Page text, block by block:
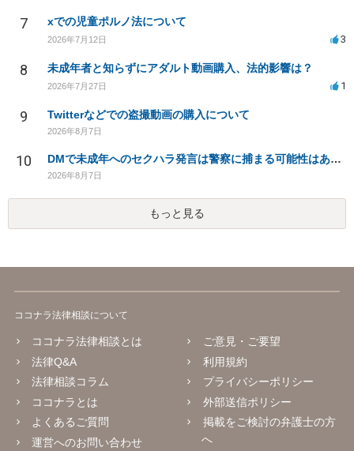
7 xでの児童ポルノ法について
2026年7月12日 3
8 未成年者と知らずにアダルト動画購入、法的影響は？
2026年7月27日 1
9 Twitterなどでの盗撮動画の購入について
2026年8月7日
10 DMで未成年へのセクハラ発言は警察に捕まる可能性はありますか
2026年8月7日
もっと見る
ココナラ法律相談について
ココナラ法律相談とは
法律Q&A
法律相談コラム
ココナラとは
よくあるご質問
運営へのお問い合わせ
ご意見・ご要望
利用規約
プライバシーポリシー
外部送信ポリシー
掲載をご検討の弁護士の方
へ